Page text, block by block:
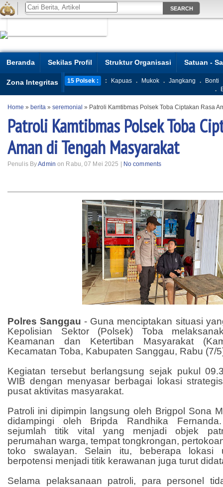
Beranda Sekilas Profil Struktur Organisasi Satuan -
Zona Integritas 15 Polsek : : Kapuas . Mukok . Jangkang .
Bonti
.
Home » berita » seremonial » Patroli Kamtibmas Polsek Toba Ciptakan Rasa
Patroli Kamtibmas Polsek Toba
Aman di Tengah Masyarakat
Penulis ByAdmin on Rabu, 07 Mei 2025 | No comments
Polres Sanggau- Guna menciptakan situasi
Kepolisian Sektor (Polsek) Toba
Keamanan dan Ketertiban Masyarakat
Kecamatan Toba, Kabupaten Sanggau, Rabu (7/
Kegiatan tersebut berlangsung sejak pukul
WIB dengan menyasar berbagai lokasi
pusat aktivitas masyarakat.
Patroli ini dipimpin langsung oleh Brigpol Sona
didampingi oleh Bripda Randhika
sejumlah titik vital yang menjadi objek
perumahan warga, tempat tongkrongan,
toko swalayan. Selain itu, beberapa lokasi
berpotensi menjadi titik kerawanan juga turut
Selama pelaksanaan patroli, para personel